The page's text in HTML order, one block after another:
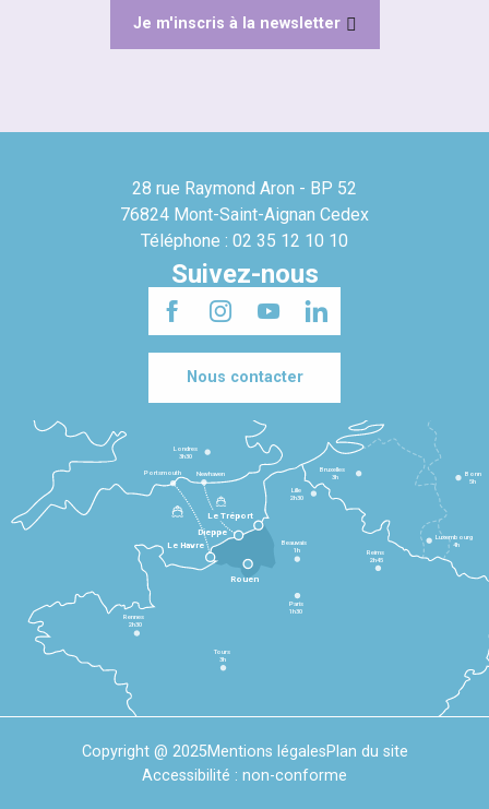
Je m'inscris à la newsletter
28 rue Raymond Aron - BP 52
76824 Mont-Saint-Aignan Cedex
Téléphone : 02 35 12 10 10
Suivez-nous
Nous contacter
Le Havre
Dieppe
Le Tréport
Rennes
2h30
Tours
3h
Paris
1h30
Beauvais
1h
Reims
2h45
Lille
2h30
Bruxelles
3h
Londres
3h30
Newhaven
Portsmouth
Bonn
5h
Luxembourg
4h
Rouen
Copyright @ 2025Mentions légalesPlan du site
Accessibilité : non-conforme